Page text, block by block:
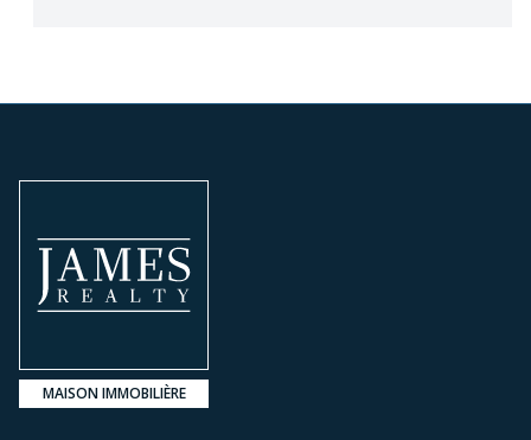
MAISON IMMOBILIÈRE